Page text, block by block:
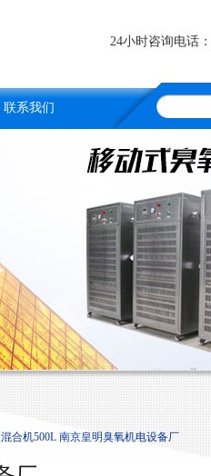
24小时咨询电话：
联系我们
合机500L 南京皇明臭氧机电设备厂